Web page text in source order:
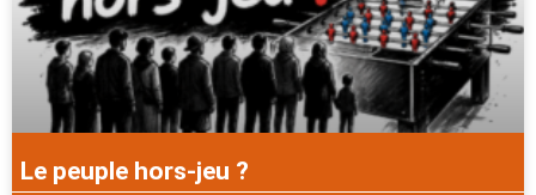
Le peuple hors-jeu ?